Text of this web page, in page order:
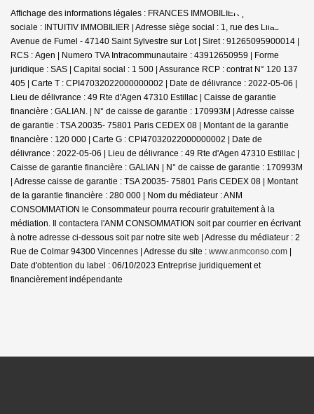
Affichage des informations légales : FRANCES IMMOBILIER | Raison
sociale : INTUITIV IMMOBILIER | Adresse siège social : 1, rue des Lilas -
Avenue de Fumel - 47140 Saint Sylvestre sur Lot | Siret : 91265095900014 |
RCS : Agen | Numero TVA Intracommunautaire : 43912650959 | Forme
juridique : SAS | Capital social : 1 500 | Assurance RCP : contrat N° 120 137
405 | Carte T : CPI47032022000000002 | Date de délivrance : 2022-05-06 |
Lieu de délivrance : 49 Rte d'Agen 47310 Estillac | Caisse de garantie
financière : GALIAN. | N° de caisse de garantie : 170993M | Adresse caisse
de garantie : TSA 20035- 75801 Paris CEDEX 08 | Montant de la garantie
financière : 120 000 | Carte G : CPI47032022000000002 | Date de
délivrance : 2022-05-06 | Lieu de délivrance : 49 Rte d'Agen 47310 Estillac |
Caisse de garantie financière : GALIAN | N° de caisse de garantie : 170993M
| Adresse caisse de garantie : TSA 20035- 75801 Paris CEDEX 08 | Montant
de la garantie financière : 280 000 | Nom du médiateur : ANM
CONSOMMATION le Consommateur pourra recourir gratuitement à la
médiation. Il contactera l'ANM CONSOMMATION soit par courrier en écrivant
à notre adresse ci-dessous soit par notre site web | Adresse du médiateur : 2
Rue de Colmar 94300 Vincennes | Adresse du site : www.anmconso.com |
Date d'obtention du label : 06/10/2023 Entreprise juridiquement et
financièrement indépendante